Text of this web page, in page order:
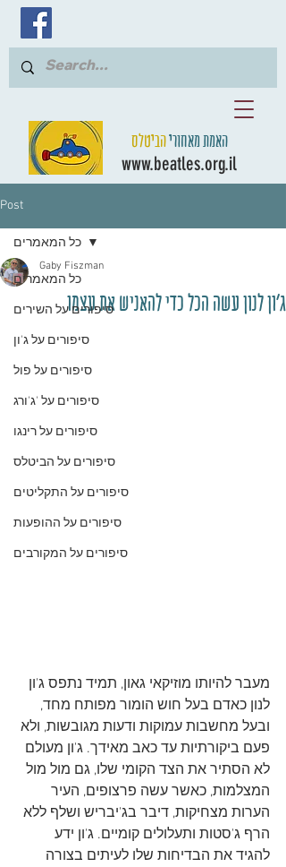
האמת מאחוריהביטלס
www.beatles.org.il
Post
כל המאמרים
סיפורים על השירים
סיפורים על ג'ון
סיפורים על פול
סיפורים על 'ג'ורג
סיפורים על רינגו
סיפורים על הביטלס
סיפורים על התקליטים
סיפורים על ההופעות
סיפורים על המקורבים
כל המאמרים
ג'ון לנון עשה הכל כדי להאניש את עצמו
Gaby Fiszman
מעבר להיותו מוזיקאי גאון, תמיד נתפס ג'ון
לנון כאדם בעל חוש הומור מפותח מחד,
ובעל מחשבות עמוקות ודעות מגובשות, ולא
פעם ביקורתיות עד כאב מאידך. ג'ון מעולם
לא הסתיר את הצד הקומי שלו, גם מול מול
המצלמות, כאשר עשה פרצופים, העיר
הערות מצחיקות, דיבר בג'יבריש ושלף ללא
הרף ג'סטות ותעלולים קומיים. ג'ון ידע
להגיד את הבדיחות שלו לעיתים בצורה